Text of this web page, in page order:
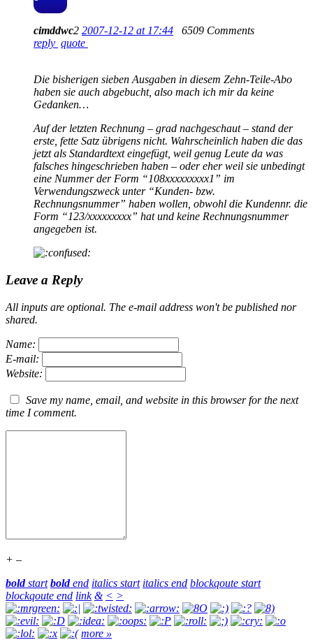
cimddwc2 2007-12-12 at 17:44
6509 Comments
reply quote
Die bisherigen sieben Ausgaben in diesem Zehn-Teile-Abo
haben sie auch abgebucht, also mach ich mir da keine
Gedanken…
Auf der letzten Rechnung – grad nachgeschaut – stand der
erste, fette Satz übrigens nicht. Wahrscheinlich haben die das
jetzt als Standardtext eingefügt, weil genug Leute da was
falsches hingeschrieben haben – oder eher weil sie unbedingt
eine Nummer der Form “108xxxxxxxxx1” im
Verwendungszweck unter “Kunden- bzw.
Rechnungsnummer” haben wollen, obwohl die Kundennr. die
Form “123/xxxxxxxxx” hat und keine Rechnungsnummer
angegeben ist.
Leave a Reply
All inputs are optional. The e-mail address won't be published nor
shared.
Name:
E-mail:
Website:
Save my name, email, and website in this browser for the next
time I comment.
+ –
boldstart boldend italics start italics end blockqoute start
blockqoute end link & < >
more »